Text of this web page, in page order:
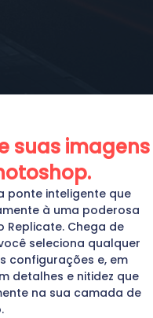
suas imagens
ponte inteligente que
à uma poderosa
Replicate. Chega de
seleciona qualquer
configurações e, em
detalhes e nitidez que
na sua camada de